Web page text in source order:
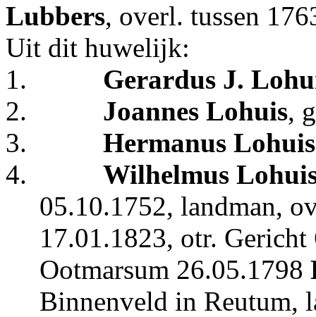
Lubbers, overl. tussen
Uit dit huwelijk:
1.
Gerardus J.
2.
Joannes Lohuis,
3.
Hermanus Lohuis
4.
Wilhelmus
05.10.1752, landman,
17.01.1823, otr.
Ootmarsum 26.05.1798
Binnenveld in Reutum,